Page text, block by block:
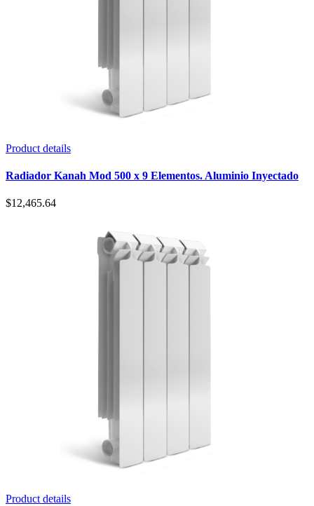
Product details
Radiador Kanah Mod 500 x 9 Elementos. Aluminio Inyectado
$12,465.64
Product details